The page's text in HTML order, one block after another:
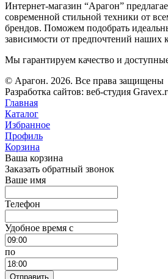
Интернет-магазин “Арагон”
современной стильной техники от
брендов. Поможем подобрать
зависимости от предпочтений наших
Мы гарантируем качество и
© Арагон. 2026. Все права защищены
Разработка сайтов: веб-студия
Главная
Каталог
Избранное
Профиль
Корзина
Ваша корзина
Заказать обратный звонок
Ваше имя
Телефон
Удобное время c
по
Отправить